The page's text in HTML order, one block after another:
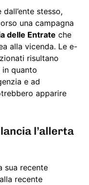
stesso,
una campagna
delle Entrate che
alla vicenda. Le e-
risultano
quanto
e ad
apparire
l’allerta
sua recente
recente